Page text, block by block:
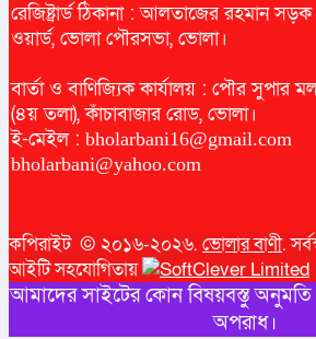
রেজিষ্ট্রার্ড ঠিকানা : আলতাজের রহমান
ওয়ার্ড, ভোলা পৌরসভা, ভোলা।
বার্তা ও বাণিজ্যিক কার্যালয় : পৌর সুপার
(৪য় তলা), কাঁচাবাজার রোড, ভোলা।
ই-মেইল : bholarbani16@gmail.com
bholarbani@yahoo.com
কপিরাইট © ২০১৬-২০২৬. ভোলার বাণী.
আইটি সহযোগিতায়
আমাদের সাইটের কোন বিষয়বস্তু অনুমতি
অপরাধ।